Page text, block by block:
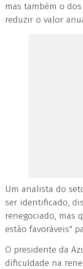
mas também o
reduzir o valor
Um analista do
ser identificado,
renegociado, mas
estão favoráveis"
O presidente da
dificuldade na